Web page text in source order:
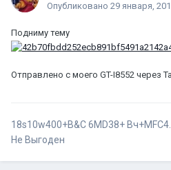
Опубликовано 29 января,
Подниму тему
Отправлено с моего GT-I8552 через
18s10w400+B&C 6MD38+
Не Выгоден